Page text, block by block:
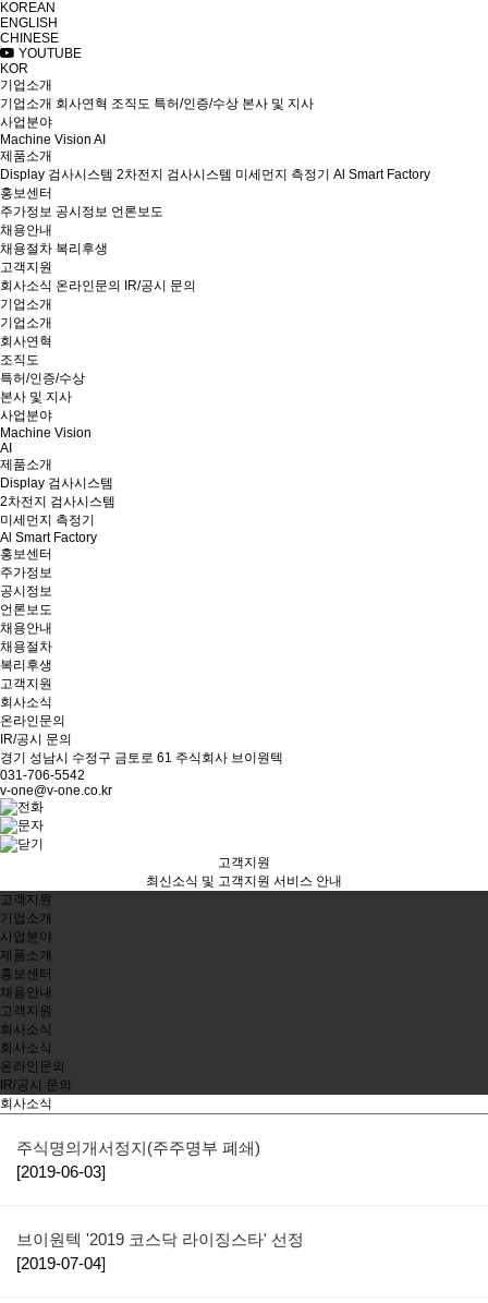
KOREAN
ENGLISH
CHINESE
YOUTUBE
KOR
기업소개
기업소개 회사연혁 조직도 특허/인증/수상 본사 및 지사
사업분야
Machine Vision AI
제품소개
Display 검사시스템 2차전지 검사시스템 미세먼지 측정기 Al Smart Factory
홍보센터
주가정보 공시정보 언론보도
채용안내
채용절차 복리후생
고객지원
회사소식 온라인문의
IR/공시 문의
기업소개
기업소개
회사연혁
조직도
특허/인증/수상
본사 및 지사
사업분야
Machine Vision
AI
제품소개
Display 검사시스템
2차전지 검사시스템
미세먼지 측정기
Al Smart Factory
홍보센터
주가정보
공시정보
언론보도
채용안내
채용절차
복리후생
고객지원
회사소식
온라인문의
IR/공시 문의
경기 성남시 수정구 금토로 61 주식회사 브이원텍
031-706-5542
v-one@v-one.co.kr
고객지원
최신소식 및 고객지원 서비스 안내
고객지원
기업소개
사업분야
제품소개
홍보센터
채용안내
고객지원
회사소식
회사소식
온라인문의
IR/공시 문의
회사소식
주식명의개서정지(주주명부 폐쇄)
[2019-06-03]
브이원텍 '2019 코스닥 라이징스타' 선정
[2019-07-04]